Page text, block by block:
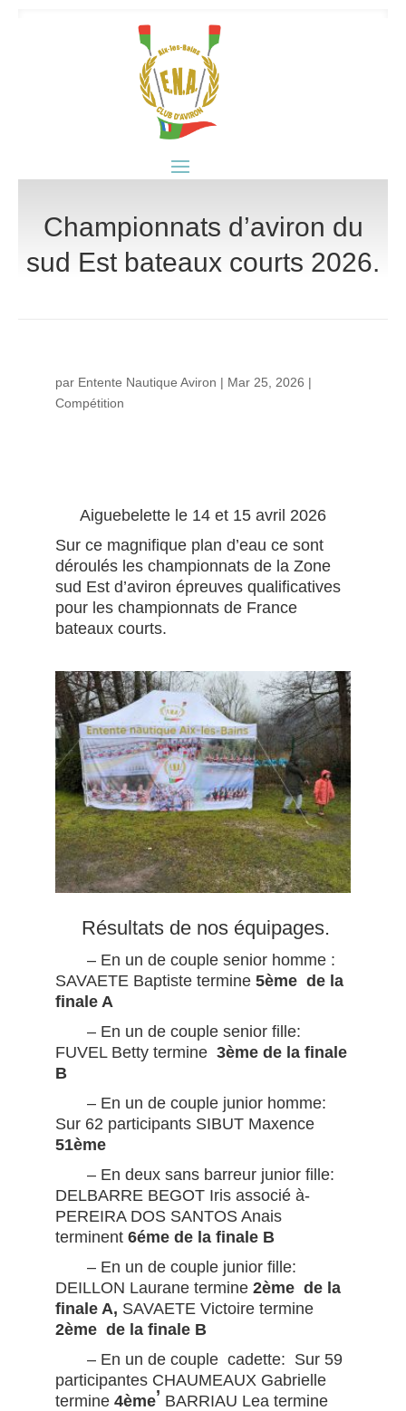
Championnats d’aviron du
sud Est bateaux courts 2026.
par Entente Nautique Aviron | Mar 25, 2026 |
Compétition
Aiguebelette le 14 et 15 avril 2026
Sur ce magnifique plan d’eau ce sont
déroulés les championnats de la Zone
sud Est d’aviron épreuves qualificatives
pour les championnats de France
bateaux courts.
Résultats de nos équipages.
– En un de couple senior homme :
SAVAETE Baptiste termine 5ème de la
finale A
– En un de couple senior fille:
FUVEL Betty termine 3ème de la finale
B
– En un de couple junior homme:
Sur 62 participants SIBUT Maxence
51ème
– En deux sans barreur junior fille:
DELBARRE BEGOT Iris associé à-
PEREIRA DOS SANTOS Anais
terminent 6éme de la finale B
– En un de couple junior fille:
DEILLON Laurane termine 2ème de la
finale A, SAVAETE Victoire termine
2ème de la finale B
– En un de couple cadette: Sur 59
participantes CHAUMEAUX Gabrielle
termine 4ème
,
BARRIAU Lea termine